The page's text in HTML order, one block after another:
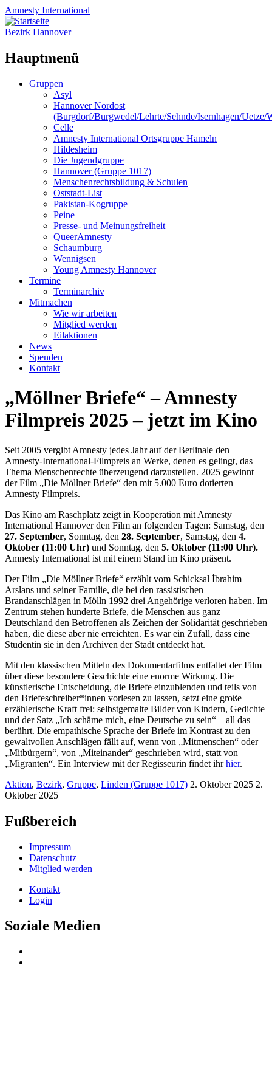
Amnesty International
Bezirk Hannover
Hauptmenü
Zum
Gruppen
Asyl
Hannover Nordost
(Burgdorf/Burgwedel/Lehrte/Sehnde/Isernhagen/Uetze/
Celle
Amnesty International Ortsgruppe Hameln
Hildesheim
Die Jugendgruppe
Hannover (Gruppe 1017)
Menschenrechtsbildung & Schulen
Oststadt-List
Pakistan-Kogruppe
Peine
Presse- und Meinungsfreiheit
QueerAmnesty
Schaumburg
Wennigsen
Young Amnesty Hannover
Termine
Terminarchiv
Mitmachen
Wie wir arbeiten
Mitglied werden
Eilaktionen
News
Spenden
Kontakt
„Möllner Briefe“ – Amnesty
Filmpreis 2025 – jetzt im Kino
Seit 2005 vergibt Amnesty jedes Jahr auf der Berlinale den
Amnesty-International-Filmpreis an Werke, denen es gelingt, das
Thema Menschenrechte überzeugend darzustellen. 2025 gewinnt
der Film „Die Möllner Briefe“ den mit 5.000 Euro dotierten
Amnesty Filmpreis.
Das Kino am Raschplatz zeigt in Kooperation mit Amnesty
International Hannover den Film an folgenden Tagen: Samstag, den
27. September, Sonntag, den 28. September, Samstag, den 4.
Oktober (11:00 Uhr) und Sonntag, den 5. Oktober (11:00 Uhr).
Amnesty International ist mit einem Stand im Kino präsent.
Der Film „Die Möllner Briefe“ erzählt vom Schicksal İbrahim
Arslans und seiner Familie, die bei den rassistischen
Brandanschlägen in Mölln 1992 drei Angehörige verloren haben. Im
Zentrum stehen hunderte Briefe, die Menschen aus ganz
Deutschland den Betroffenen als Zeichen der Solidarität geschrieben
haben, die diese aber nie erreichten. Es war ein Zufall, dass eine
Studentin sie in den Archiven der Stadt entdeckt hat.
Mit den klassischen Mitteln des Dokumentarfilms entfaltet der Film
über diese besondere Geschichte eine enorme Wirkung. Die
künstlerische Entscheidung, die Briefe einzublenden und teils von
den Briefeschreiber*innen vorlesen zu lassen, setzt eine große
erzählerische Kraft frei: selbstgemalte Bilder von Kindern, Gedichte
und der Satz „Ich schäme mich, eine Deutsche zu sein“ – all das
berührt. Die empathische Sprache der Briefe im Kontrast zu den
gewaltvollen Anschlägen fällt auf, wenn von „Mitmenschen“ oder
„Mitbürgern“, von „Miteinander“ geschrieben wird, statt von
„Migranten“. Ein Interview mit der Regisseurin findet ihrhier.
Aktion, Bezirk, Gruppe, Linden (Gruppe 1017) 2. Oktober 2025 2.
Oktober 2025
Fußbereich
Impressum
Datenschutz
Mitglied werden
Kontakt
Login
Soziale Medien